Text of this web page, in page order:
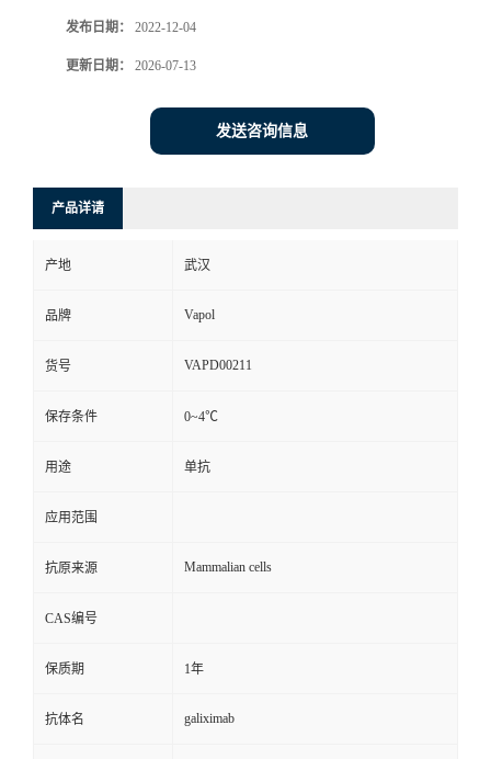
发布日期： 2022-12-04
更新日期： 2026-07-13
发送咨询信息
产品详请
产地 武汉
品牌 Vapol
货号 VAPD00211
保存条件 0~4℃
用途 单抗
应用范围
抗原来源 Mammalian cells
CAS编号
保质期 1年
抗体名 galiximab